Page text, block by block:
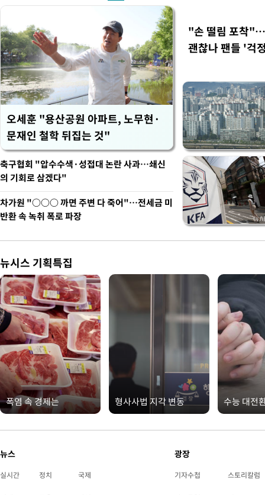
오세훈 "용산공원 아파트, 노무현·
문재인 철학 뒤집는 것"
"손 떨림 포착
괜찮나 팬들 '걱
축구협회 "압수수색·성접대 논란 사과…쇄신
의 기회로 삼겠다"
차가원 "○○○ 까면 주변 다 죽어"…전세금 미
반환 속 녹취 폭로 파장
뉴시스 기획특집
폭염 속 경제는 형사사법 지각 변동 수능 대전
뉴스
실시간 정치 국제
광장
기자수첩 스토리칼럼